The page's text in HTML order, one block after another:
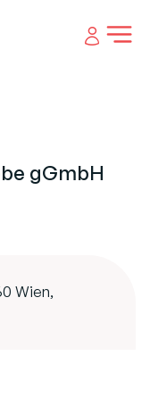
Open
gGmbH
Wien,